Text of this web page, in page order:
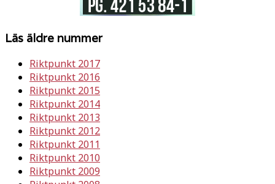
Läs äldre nummer
Riktpunkt 2017
Riktpunkt 2016
Riktpunkt 2015
Riktpunkt 2014
Riktpunkt 2013
Riktpunkt 2012
Riktpunkt 2011
Riktpunkt 2010
Riktpunkt 2009